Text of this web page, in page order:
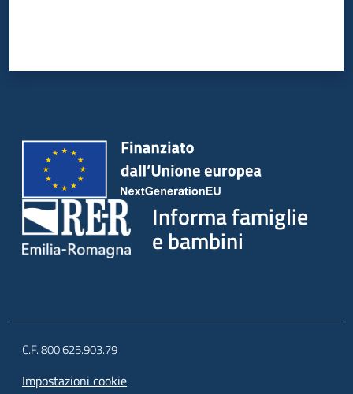
Informa famiglie
e bambini
C.F. 800.625.903.79
Impostazioni cookie